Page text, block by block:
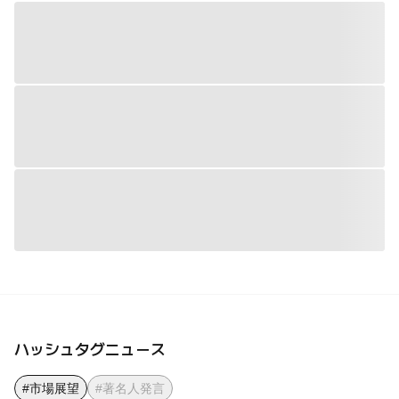
ハッシュタグニュース
#市場展望 #著名人発言